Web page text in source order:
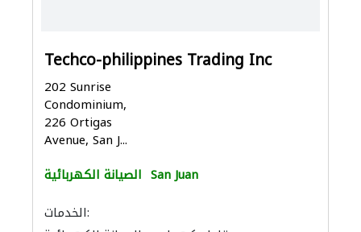
Techco-philippines Trading Inc
202 Sunrise
Condominium,
226 Ortigas
Avenue, San J...
الصيانة الكهربائية San Juan
الخدمات: